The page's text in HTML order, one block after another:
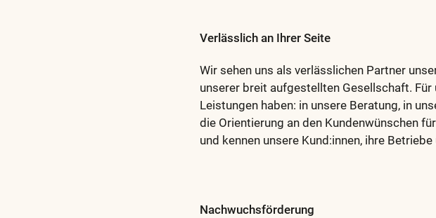
Verlässlich an Ihrer Seite
Wir sehen uns als verlässlichen Partner
unserer breit aufgestellten Gesellschaft.
Leistungen haben: in unsere Beratung, in
die Orientierung an den Kundenwünschen
und kennen unsere Kund:innen, ihre
Nachwuchsförderung